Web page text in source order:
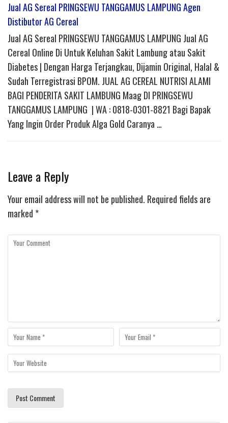
Jual AG Sereal PRINGSEWU TANGGAMUS LAMPUNG Agen
Distibutor AG Cereal
Jual AG Sereal PRINGSEWU TANGGAMUS LAMPUNG Jual AG
Cereal Online Di Untuk Keluhan Sakit Lambung atau Sakit
Diabetes | Dengan Harga Terjangkau, Dijamin Original, Halal &
Sudah Terregistrasi BPOM. JUAL AG CEREAL NUTRISI ALAMI
BAGI PENDERITA SAKIT LAMBUNG Maag DI PRINGSEWU
TANGGAMUS LAMPUNG | WA : 0818-0301-8821 Bagi Bapak
Yang Ingin Order Produk Alga Gold Caranya …
Leave a Reply
Your email address will not be published. Required fields are
marked *